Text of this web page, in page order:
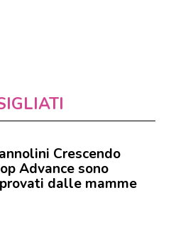
Crescendo
Advance sono
dalle mamme